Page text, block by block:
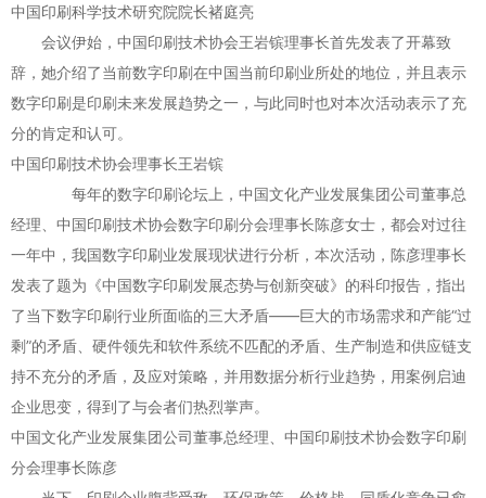
中国印刷科学技术研究院院长褚庭亮
会议伊始，中国印刷技术协会王岩镔理事长首先发表了开幕致
辞，她介绍了当前数字印刷在中国当前印刷业所处的地位，并且表示
数字印刷是印刷未来发展趋势之一，与此同时也对本次活动表示了充
分的肯定和认可。
中国印刷技术协会理事长王岩镔
每年的数字印刷论坛上，中国文化产业发展集团公司董事总
经理、中国印刷技术协会数字印刷分会理事长陈彦女士，都会对过往
一年中，我国数字印刷业发展现状进行分析，本次活动，陈彦理事长
发表了题为《中国数字印刷发展态势与创新突破》的科印报告，指出
了当下数字印刷行业所面临的三大矛盾——巨大的市场需求和产能“过
剩”的矛盾、硬件领先和软件系统不匹配的矛盾、生产制造和供应链支
持不充分的矛盾，及应对策略，并用数据分析行业趋势，用案例启迪
企业思变，得到了与会者们热烈掌声。
中国文化产业发展集团公司董事总经理、中国印刷技术协会数字印刷
分会理事长陈彦